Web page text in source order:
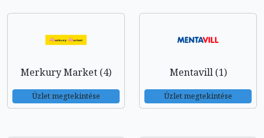
Merkury Market (4)
Üzlet megtekintése
Mentavill (1)
Üzlet megtekintése